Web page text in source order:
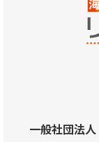
一般社団法